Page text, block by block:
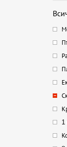
1